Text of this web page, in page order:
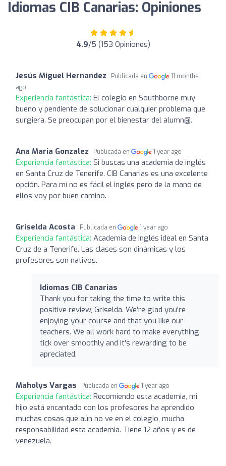
Idiomas CIB Canarias: Opiniones
4.9/5 (153 Opiniones)
Jesús Miguel Hernandez Publicada en
11 months
ago
Experiencia fantástica: El colegio en Southborne muy
bueno y pendiente de solucionar cualquier problema que
surgiera. Se preocupan por el bienestar del alumn@.
Ana Maria Gonzalez Publicada en 1 year ago
Experiencia fantástica: Si buscas una academia de inglés
en Santa Cruz de Tenerife. CIB Canarias es una excelente
opción. Para mí no es fácil el inglés pero de la mano de
ellos voy por buen camino.
Griselda Acosta Publicada en 1 year ago
Experiencia fantástica: Academia de Inglés ideal en Santa
Cruz de a Tenerife. Las clases son dinámicas y los
profesores son nativos.
Idiomas CIB Canarias
Thank you for taking the time to write this
positive review, Griselda. We're glad you're
enjoying your course and that you like our
teachers. We all work hard to make everything
tick over smoothly and it's rewarding to be
apreciated.
Maholys Vargas Publicada en 1 year ago
Experiencia fantástica: Recomiendo esta academia, mi
hijo está encantado con los profesores ha aprendido
muchas cosas que aún no ve en el colegio, mucha
responsabilidad esta academia. Tiene 12 años y es de
venezuela.